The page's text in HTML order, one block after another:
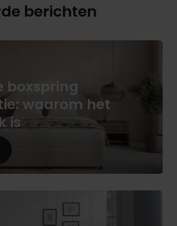
berichten
boxspring
waarom het
is